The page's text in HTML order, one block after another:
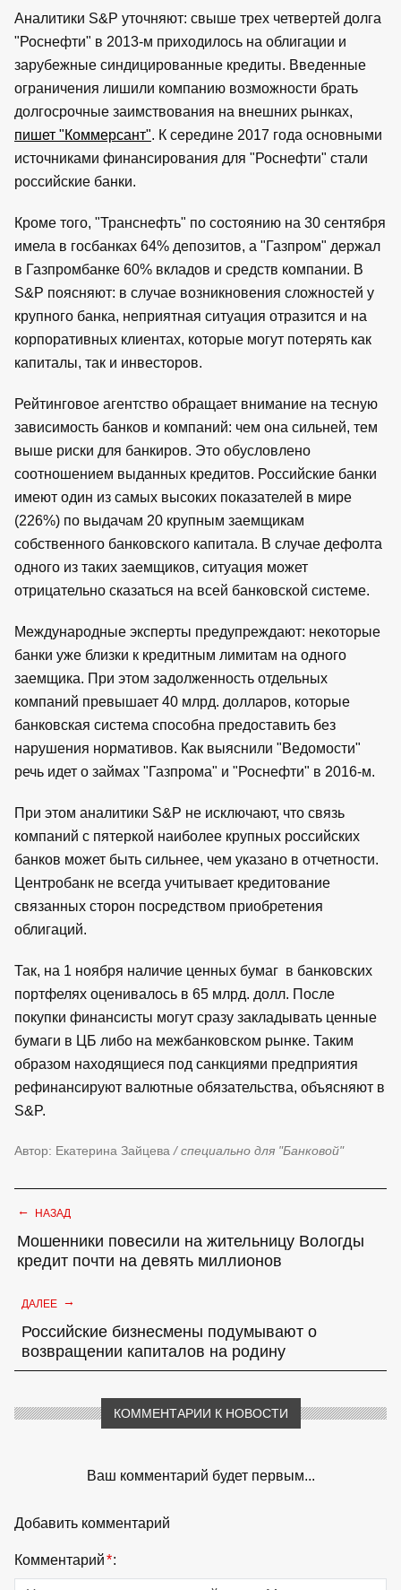
Аналитики S&P уточняют: свыше трех четвертей долга
"Роснефти" в 2013-м приходилось на облигации и
зарубежные синдицированные кредиты. Введенные
ограничения лишили компанию возможности брать
долгосрочные заимствования на внешних рынках,
пишет "Коммерсант". К середине 2017 года основными
источниками финансирования для "Роснефти" стали
российские банки.
Кроме того, "Транснефть" по состоянию на 30 сентября
имела в госбанках 64% депозитов, а "Газпром" держал
в Газпромбанке 60% вкладов и средств компании. В
S&P поясняют: в случае возникновения сложностей у
крупного банка, неприятная ситуация отразится и на
корпоративных клиентах, которые могут потерять как
капиталы, так и инвесторов.
Рейтинговое агентство обращает внимание на тесную
зависимость банков и компаний: чем она сильней, тем
выше риски для банкиров. Это обусловлено
соотношением выданных кредитов. Российские банки
имеют один из самых высоких показателей в мире
(226%) по выдачам 20 крупным заемщикам
собственного банковского капитала. В случае дефолта
одного из таких заемщиков, ситуация может
отрицательно сказаться на всей банковской системе.
Международные эксперты предупреждают: некоторые
банки уже близки к кредитным лимитам на одного
заемщика. При этом задолженность отдельных
компаний превышает 40 млрд. долларов, которые
банковская система способна предоставить без
нарушения нормативов. Как выяснили "Ведомости"
речь идет о займах "Газпрома" и "Роснефти" в 2016-м.
При этом аналитики S&P не исключают, что связь
компаний с пятеркой наиболее крупных российских
банков может быть сильнее, чем указано в отчетности.
Центробанк не всегда учитывает кредитование
связанных сторон посредством приобретения
облигаций.
Так, на 1 ноября наличие ценных бумаг в банковских
портфелях оценивалось в 65 млрд. долл. После
покупки финансисты могут сразу закладывать ценные
бумаги в ЦБ либо на межбанковском рынке. Таким
образом находящиеся под санкциями предприятия
рефинансируют валютные обязательства, объясняют в
S&P.
Автор: Екатерина Зайцева / специально для "Банковой"
← НАЗАД
Мошенники повесили на жительницу Вологды
кредит почти на девять миллионов
ДАЛЕЕ →
Российские бизнесмены подумывают о
возвращении капиталов на родину
КОММЕНТАРИИ К НОВОСТИ
Ваш комментарий будет первым...
Добавить комментарий
Комментарий*: